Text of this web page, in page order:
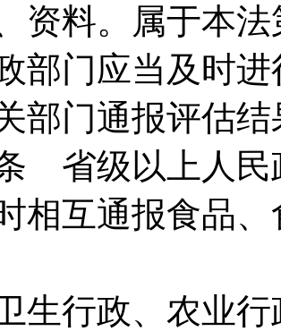
资料。属于本
部门应当及时
部门通报评估结
省级以上人民
相互通报食品
生行政、农业